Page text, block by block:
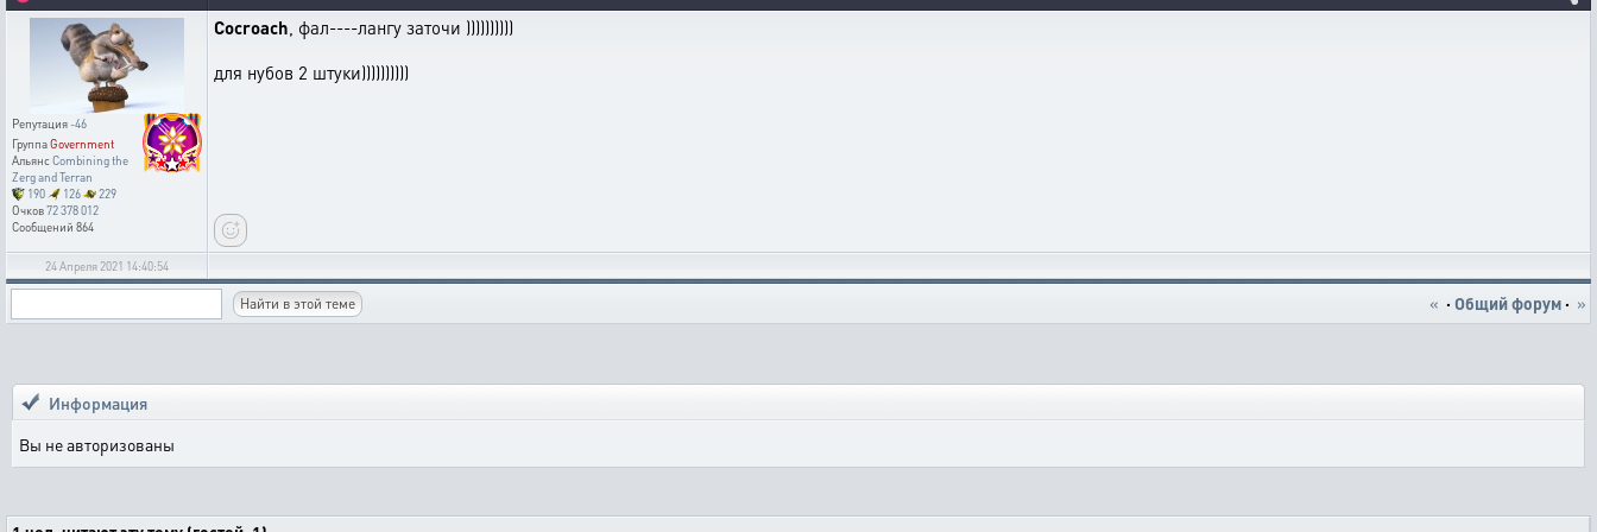
Репутация-46
ГруппаGovernment
АльянсCombining the
Zerg and Terran
190
126
229
Очков72 378 012
Сообщений 864
Cocroach, фал----лангу заточи ))))))))))
для нубов 2 штуки))))))))))
24 Апреля 2021 14:40:54
« · Общий форум · »
Информация
Вы не авторизованы